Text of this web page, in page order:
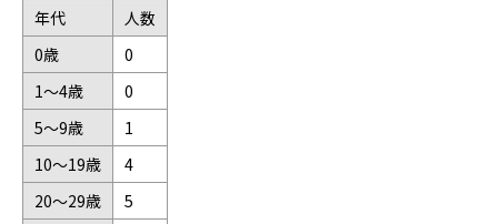
年代
人数
0歳
0
1～4歳
0
5～9歳
1
10～19歳
4
20～29歳
5